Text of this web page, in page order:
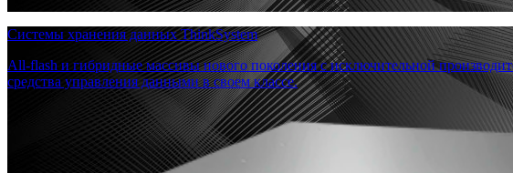
Системы хранения данных ThinkSystem
All-flash и гибридные массивы нового поколения с исключительной
средства управления данными в своем классе.